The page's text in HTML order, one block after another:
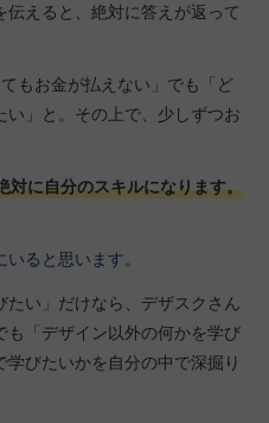
えると、絶対に答えが返って
もお金が払えない」でも「ど
い」と。その上で、少しずつお
対に自分のスキルになります。
ると思います。
たい」だけなら、デザスクさん
も「デザイン以外の何かを学び
びたいかを自分の中で深掘り